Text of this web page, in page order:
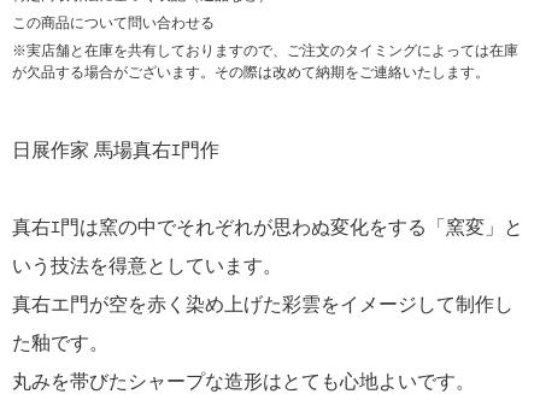
この商品について問い合わせる
※実店舗と在庫を共有しておりますので、ご注文のタイミングによっては在庫
が欠品する場合がございます。その際は改めて納期をご連絡いたします。
日展作家 馬場真右ｴ門作
真右ｴ門は窯の中でそれぞれが思わぬ変化をする「窯変」と
いう技法を得意としています。
真右エ門が空を赤く染め上げた彩雲をイメージして制作し
た釉です。
丸みを帯びたシャープな造形はとても心地よいです。